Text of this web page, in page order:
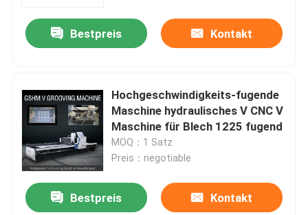
Bestpreis Kontakt
Hochgeschwindigkeits-fugende
Maschine hydraulisches V CNC V
Maschine für Blech 1225 fugend
MOQ：1 Satz
Preis：negotiable
Bestpreis Kontakt